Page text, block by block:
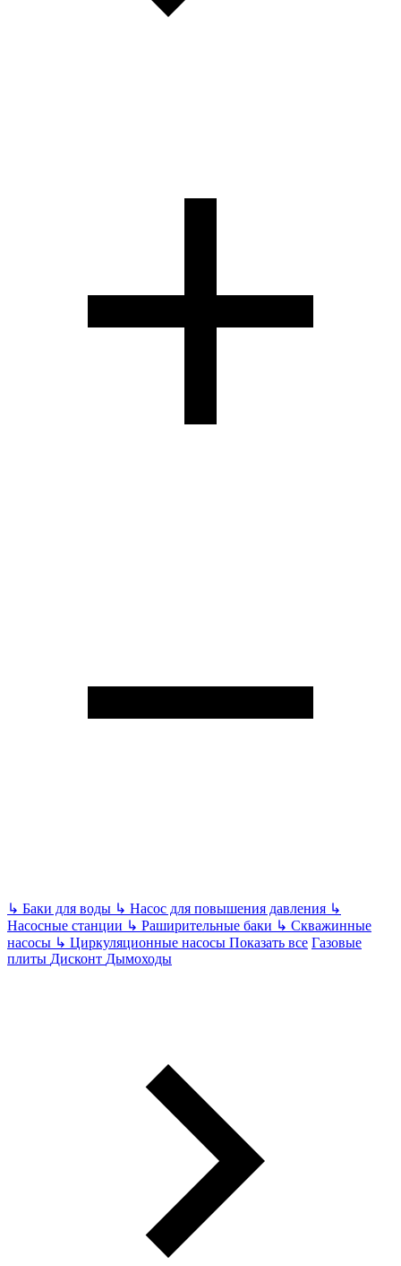
↳ Баки для воды ↳ Насос для повышения давления ↳
Насосные станции ↳ Раширительные баки ↳ Скважинные
насосы ↳ Циркуляционные насосы Показать все Газовые
плиты Дисконт Дымоходы